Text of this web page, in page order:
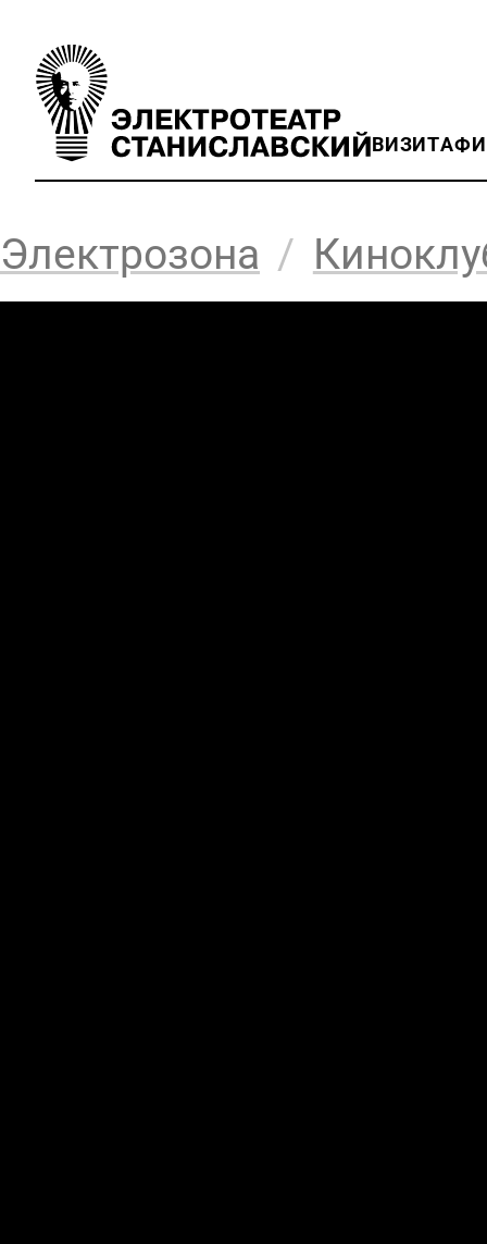
ВИЗИТ
Электрозона /